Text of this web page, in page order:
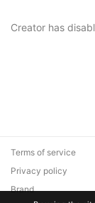
Creator has
Terms of service
Privacy policy
Brand